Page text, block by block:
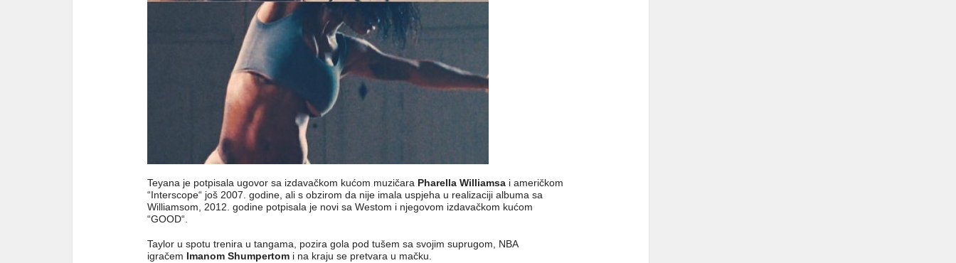
Teyana je potpisala ugovor sa izdavačkom kućom muzičara Pharella Williamsa i američkom
“Interscope“ još 2007. godine, ali s obzirom da nije imala uspjeha u realizaciji albuma sa
Williamsom, 2012. godine potpisala je novi sa Westom i njegovom izdavačkom kućom
“GOOD“.
Taylor u spotu trenira u tangama, pozira gola pod tušem sa svojim suprugom, NBA
igračem Imanom Shumpertom i na kraju se pretvara u mačku.